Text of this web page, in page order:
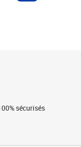
sécurisés